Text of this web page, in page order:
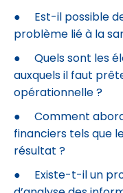
● Est-il possible
problème lié à la
● Quels sont les
auxquels il faut
opérationnelle ?
● Comment
financiers tels que
résultat ?
● Existe-t-il un